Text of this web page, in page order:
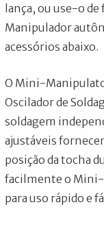
lança, ou use-o
Manipulador
acessórios abaixo.
O Mini-
Oscilador de
soldagem
ajustáveis
posição da tocha
facilmente o Mini-
para uso rápido e